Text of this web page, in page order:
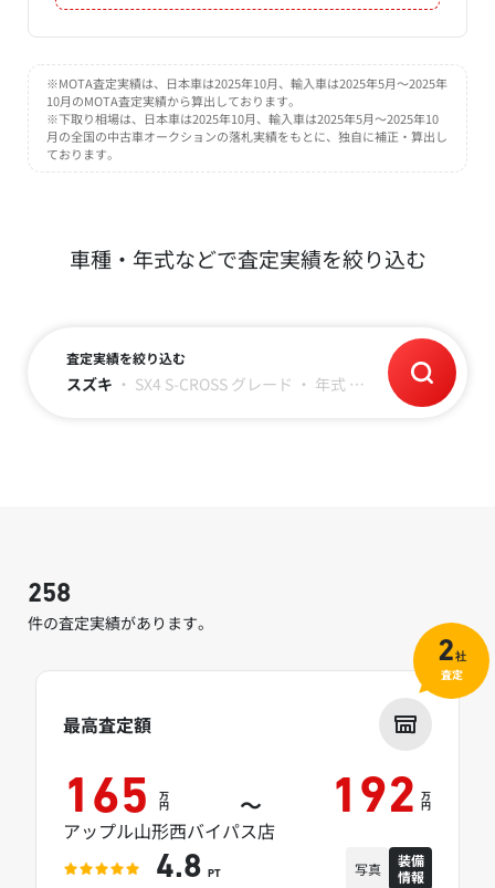
※MOTA査定実績は、日本車は2025年10月、輸入車は2025年5月～2025年
10月のMOTA査定実績から算出しております。
※下取り相場は、日本車は2025年10月、輸入車は2025年5月～2025年10
月の全国の中古車オークションの落札実績をもとに、独自に補正・算出し
ております。
車種・年式などで査定実績を絞り込む
査定実績を絞り込む
スズキ ・ SX4 S-CROSS グレード ・ 年式 ・ 走行距離
258
件の査定実績があります。
最高査定額
165 万
円 ～ 192 万
円
アップル山形西バイパス店
4.8 PT 写真
装備
情報
2社
査定